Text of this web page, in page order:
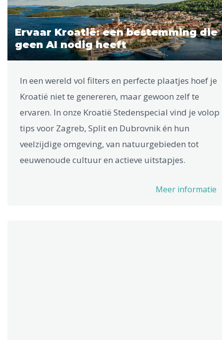
Ervaar Kroatië: een bestemming die
geen AI nodig heeft
In een wereld vol filters en perfecte plaatjes hoef je
Kroatië niet te genereren, maar gewoon zelf te
ervaren. In onze Kroatië Stedenspecial vind je volop
tips voor Zagreb, Split en Dubrovnik én hun
veelzijdige omgeving, van natuurgebieden tot
eeuwenoude cultuur en actieve uitstapjes.
Meer informatie